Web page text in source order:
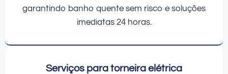
garantindo banho quente sem risco e soluções
imediatas 24 horas.
Serviços para torneira elétrica